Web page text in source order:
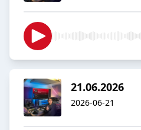
21.06.2026
2026-06-21